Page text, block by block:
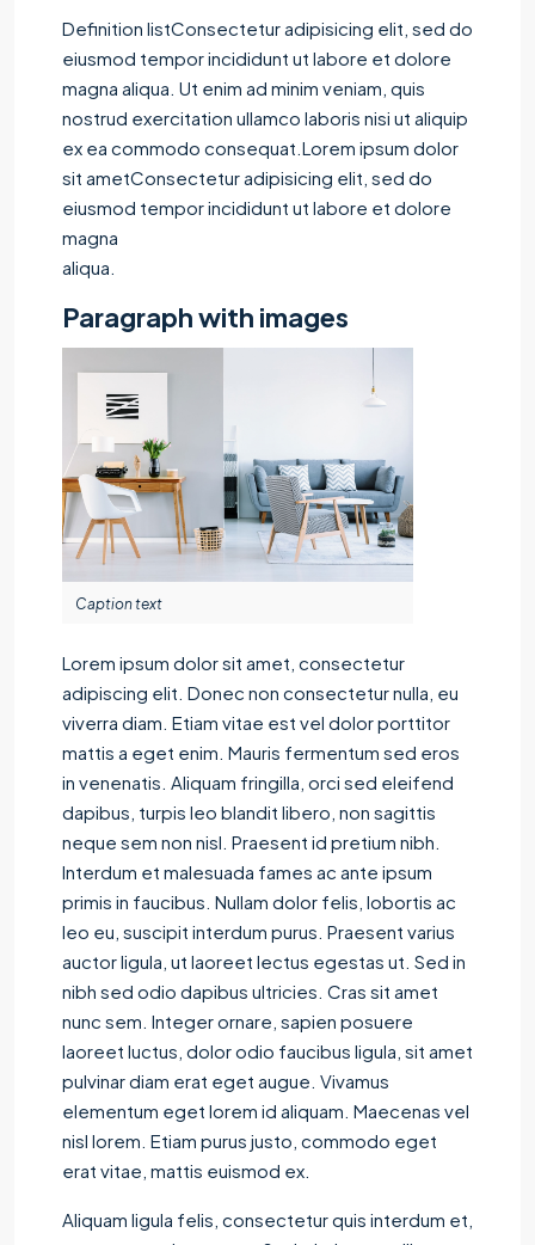
Definition listConsectetur adipisicing elit, sed do
eiusmod tempor incididunt ut labore et dolore
magna aliqua. Ut enim ad minim veniam, quis
nostrud exercitation ullamco laboris nisi ut aliquip
ex ea commodo consequat.Lorem ipsum dolor
sit ametConsectetur adipisicing elit, sed do
eiusmod tempor incididunt ut labore et dolore
magna
aliqua.
Paragraph with images
Caption text
Lorem ipsum dolor sit amet, consectetur
adipiscing elit. Donec non consectetur nulla, eu
viverra diam. Etiam vitae est vel dolor porttitor
mattis a eget enim. Mauris fermentum sed eros
in venenatis. Aliquam fringilla, orci sed eleifend
dapibus, turpis leo blandit libero, non sagittis
neque sem non nisl. Praesent id pretium nibh.
Interdum et malesuada fames ac ante ipsum
primis in faucibus. Nullam dolor felis, lobortis ac
leo eu, suscipit interdum purus. Praesent varius
auctor ligula, ut laoreet lectus egestas ut. Sed in
nibh sed odio dapibus ultricies. Cras sit amet
nunc sem. Integer ornare, sapien posuere
laoreet luctus, dolor odio faucibus ligula, sit amet
pulvinar diam erat eget augue. Vivamus
elementum eget lorem id aliquam. Maecenas vel
nisl lorem. Etiam purus justo, commodo eget
erat vitae, mattis euismod ex.
Aliquam ligula felis, consectetur quis interdum et,